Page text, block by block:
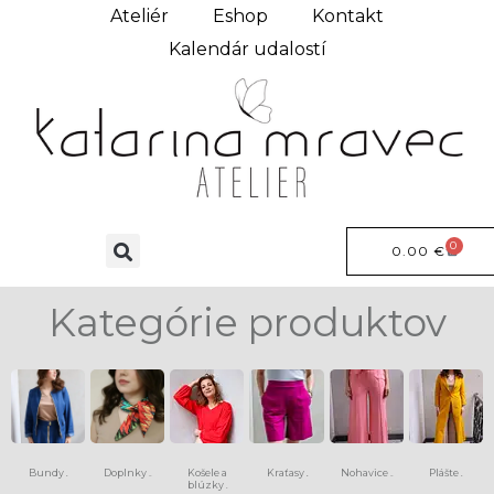
Ateliér Eshop
Kontakt
Kalendár udalostí
0.00 € 0
Kategórie produktov
Bundy Doplnky
Košele a
blúzky
Kraťasy Nohavice Plášte